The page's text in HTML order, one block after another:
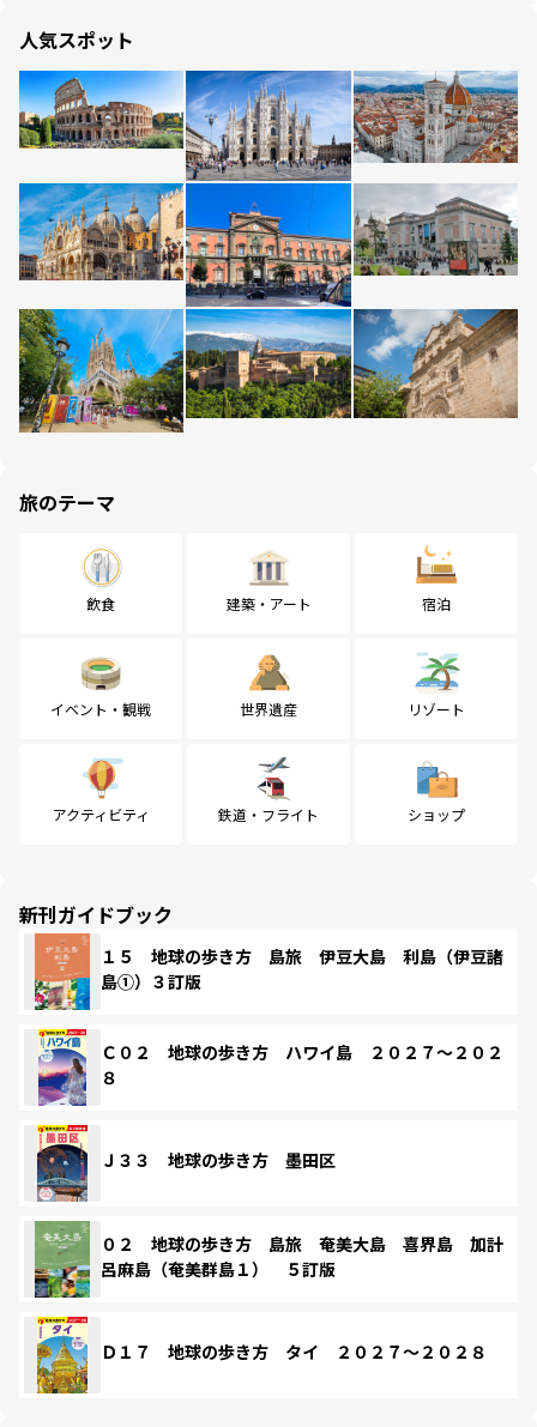
人気スポット
旅のテーマ
飲食 建築・アート 宿泊
イベント・観戦 世界遺産 リゾート
アクティビティ 鉄道・フライト ショップ
新刊ガイドブック
１５ 地球の歩き方 島旅 伊豆大島 利島（伊豆諸
島①）３訂版
Ｃ０２ 地球の歩き方 ハワイ島 ２０２７～２０２
８
Ｊ３３ 地球の歩き方 墨田区
０２ 地球の歩き方 島旅 奄美大島 喜界島 加計
呂麻島（奄美群島１） ５訂版
Ｄ１７ 地球の歩き方 タイ ２０２７～２０２８